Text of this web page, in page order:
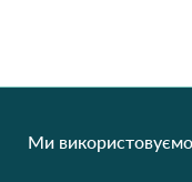
Ми